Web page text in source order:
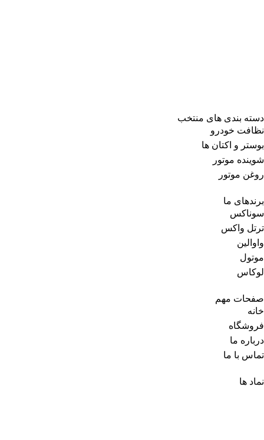
دسته بندی های منتخب
نظافت خودرو
بوستر و اکتان ها
شوینده موتور
روغن موتور
برندهای ما
سوناکس
ترتل واکس
واوالین
موتول
لوکاس
صفحات مهم
خانه
فروشگاه
درباره ما
تماس با ما
نماد ها